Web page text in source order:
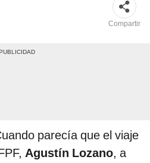
Compartir
parecía que el viaje
Agustín Lozano, a